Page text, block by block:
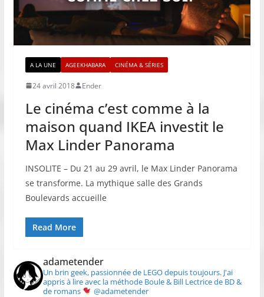
A LA UNE AGEEKHABARA CINÉMA & SÉRIES
24 avril 2018 Ender
Le cinéma c’est comme à la
maison quand IKEA investit le
Max Linder Panorama
INSOLITE – Du 21 au 29 avril, le Max Linder Panorama
se transforme. La mythique salle des Grands
Boulevards accueille
Read More
adametender
Un brin geek, passionnée de LEGO depuis toujours.J'ai
appris à lire avec la méthode Boule & Bill Lectrice de BD &
de romans
@adametender